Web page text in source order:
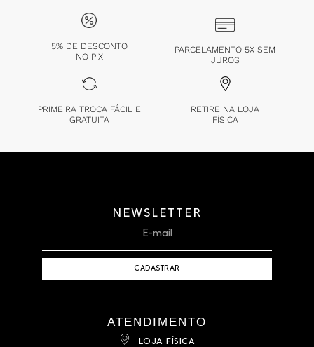
5% DE DESCONTO
NO PIX
PARCELAMENTO 5X SEM
JUROS
PRIMEIRA TROCA FÁCIL E
GRATUITA
RETIRE NA LOJA
FÍSICA
NEWSLETTER
CADASTRAR
ATENDIMENTO
LOJA FÍSICA